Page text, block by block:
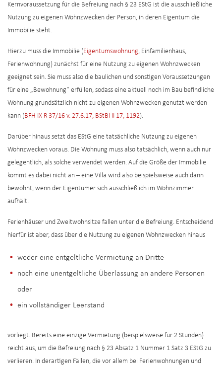
Kernvoraussetzung für die Befreiung nach § 23 EStG ist die ausschließliche
Nutzung zu eigenen Wohnzwecken der Person, in deren Eigentum die
Immobilie steht.
Hierzu muss die Immobilie (Eigentumswohnung, Einfamilienhaus,
Ferienwohnung) zunächst für eine Nutzung zu eigenen Wohnzwecken
geeignet sein. Sie muss also die baulichen und sonstigen Voraussetzungen
für eine „Bewohnung“ erfüllen, sodass eine aktuell noch im Bau befindliche
Wohnung grundsätzlich nicht zu eigenen Wohnzwecken genutzt werden
kann (BFH IX R 37/16 v. 27.6.17, BStBl II 17, 1192).
Darüber hinaus setzt das EStG eine tatsächliche Nutzung zu eigenen
Wohnzwecken voraus. Die Wohnung muss also tatsächlich, wenn auch nur
gelegentlich, als solche verwendet werden. Auf die Größe der Immobilie
kommt es dabei nicht an – eine Villa wird also beispielsweise auch dann
bewohnt, wenn der Eigentümer sich ausschließlich im Wohnzimmer
aufhält.
Ferienhäuser und Zweitwohnsitze fallen unter die Befreiung. Entscheidend
hierfür ist aber, dass über die Nutzung zu eigenen Wohnzwecken hinaus
weder eine entgeltliche Vermietung an Dritte
noch eine unentgeltliche Überlassung an andere Personen
oder
ein vollständiger Leerstand
vorliegt. Bereits eine einzige Vermietung (beispielsweise für 2 Stunden)
reicht aus, um die Befreiung nach § 23 Absatz 1 Nummer 1 Satz 3 EStG zu
verlieren. In derartigen Fällen, die vor allem bei Ferienwohnungen und